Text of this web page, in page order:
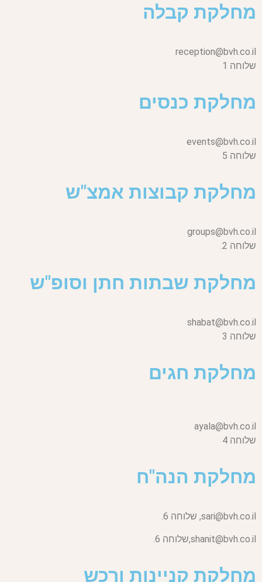
מחלקת קבלה
reception@bvh.co.il
שלוחה 1
מחלקת כנסים
events@bvh.co.il
שלוחה 5
מחלקת קבוצות אמצ"ש
groups@bvh.co.il
שלוחה 2.
מחלקת שבתות חתן וסופ"ש
shabat@bvh.co.il
שלוחה 3
מחלקת חגים
ayala@bvh.co.il
שלוחה 4
מחלקת הנה"ח
sari@bvh.co.il, שלוחה 6.
shanit@bvh.co.il, שלוחה 6.
מחלקת קניינות ורכש